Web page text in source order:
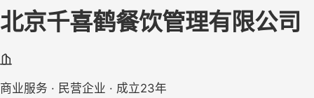
北京千喜鹤餐饮管理有限公司
商业服务 · 民营企业 · 成立23年